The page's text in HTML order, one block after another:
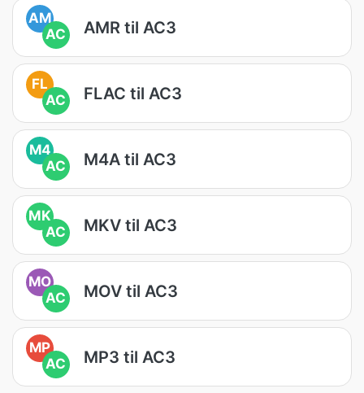
AM
AC
AMR til AC3
FL
AC
FLAC til AC3
M4
AC
M4A til AC3
MK
AC
MKV til AC3
MO
AC
MOV til AC3
MP
AC
MP3 til AC3